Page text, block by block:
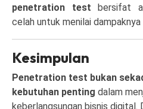
penetration test bersifat
celah untuk menilai
Kesimpulan
Penetration test bukan
kebutuhan penting dalam
keberlangsungan bisnis digital.